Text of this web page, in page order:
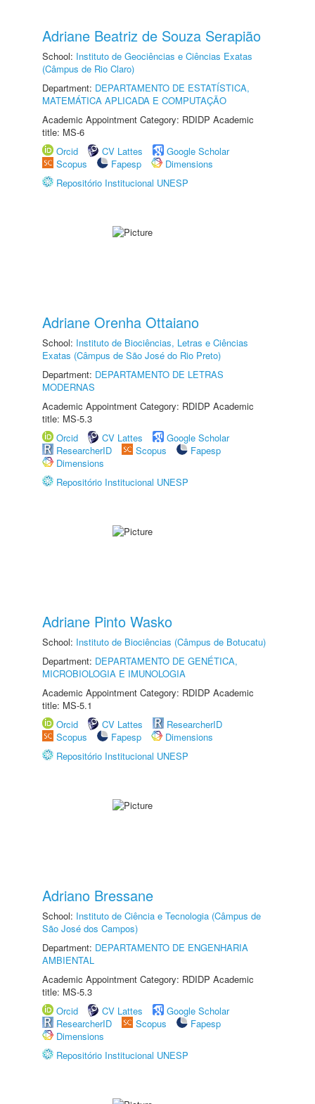
Adriane Beatriz de Souza Serapião
School: Instituto de Geociências e Ciências Exatas
(Câmpus de Rio Claro)
Department: DEPARTAMENTO DE ESTATÍSTICA,
MATEMÁTICA APLICADA E COMPUTAÇÃO
Academic Appointment Category: RDIDP Academic
title: MS-6
Orcid
CV Lattes
Google Scholar
Scopus
Fapesp
Dimensions
Repositório Institucional UNESP
Adriane Orenha Ottaiano
School: Instituto de Biociências, Letras e Ciências
Exatas (Câmpus de São José do Rio Preto)
Department: DEPARTAMENTO DE LETRAS
MODERNAS
Academic Appointment Category: RDIDP Academic
title: MS-5.3
Orcid
CV Lattes
Google Scholar
ResearcherID
Scopus
Fapesp
Dimensions
Repositório Institucional UNESP
Adriane Pinto Wasko
School: Instituto de Biociências (Câmpus de Botucatu)
Department: DEPARTAMENTO DE GENÉTICA,
MICROBIOLOGIA E IMUNOLOGIA
Academic Appointment Category: RDIDP Academic
title: MS-5.1
Orcid
CV Lattes
ResearcherID
Scopus
Fapesp
Dimensions
Repositório Institucional UNESP
Adriano Bressane
School: Instituto de Ciência e Tecnologia (Câmpus de
São José dos Campos)
Department: DEPARTAMENTO DE ENGENHARIA
AMBIENTAL
Academic Appointment Category: RDIDP Academic
title: MS-5.3
Orcid
CV Lattes
Google Scholar
ResearcherID
Scopus
Fapesp
Dimensions
Repositório Institucional UNESP